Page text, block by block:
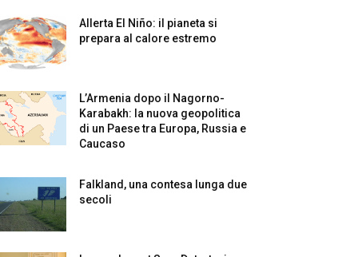
Allerta El Niño: il pianeta si
prepara al calore estremo
L’Armenia dopo il Nagorno-
Karabakh: la nuova geopolitica
di un Paese tra Europa, Russia e
Caucaso
Falkland, una contesa lunga due
secoli